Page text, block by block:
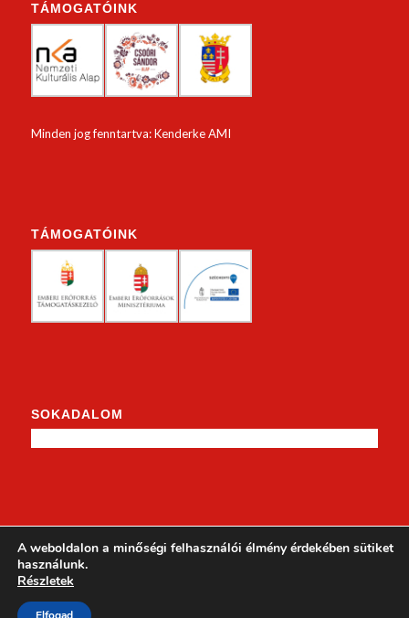
TÁMOGATÓINK
Minden jog fenntartva: Kenderke AMI
TÁMOGATÓINK
SOKADALOM
A weboldalon a minőségi felhasználói élmény érdekében sütiket
használunk.
Részletek